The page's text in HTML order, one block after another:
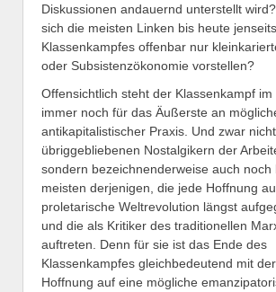
Diskussionen andauernd unterstellt
sich die meisten Linken bis heute
Klassenkampfes offenbar nur
oder Subsistenzökonomie vorstellen?
Offensichtlich steht der Klassenkampf im
immer noch für das Äußerste an
antikapitalistischer Praxis. Und zwar
übriggebliebenen Nostalgikern der
sondern bezeichnenderweise auch noch
meisten derjenigen, die jede Hoffnung
proletarische Weltrevolution längst
und die als Kritiker des traditionellen
auftreten. Denn für sie ist das Ende des
Klassenkampfes gleichbedeutend mit
Hoffnung auf eine mögliche